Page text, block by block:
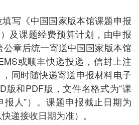
写《中国国家版本馆课题申报
及课题经费预算计划，由申报
章后统一寄送中国国家版本馆
或顺丰快递投递，信封上注
，同时随快递寄送申报材料电子
版和PDF版，文件名格式为“课
报人”）。课题申报截止日期为
快递接收日期为准）。